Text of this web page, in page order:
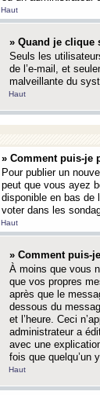
Haut
» Quand je clique
Seuls les
de l’e-mail, et
malveillante du
Haut
» Comment puis-je
Pour publier un
peut que vous ayez
disponible en bas de
voter dans les
Haut
» Comment puis-
À moins que vous
que vos propres
après que le
dessous du
et l’heure. Ceci
administrateur a
avec une
fois que quelqu’un
Haut